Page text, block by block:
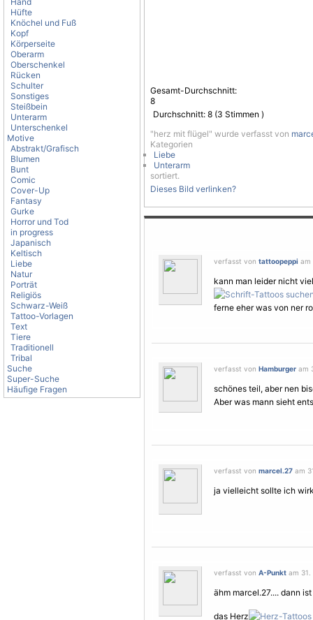
Hüfte
Knöchel und Fuß
Kopf
Körperseite
Oberarm
Oberschenkel
Rücken
Schulter
Sonstiges
Steißbein
Unterarm
Unterschenkel
Motive
Abstrakt/Grafisch
Blumen
Bunt
Comic
Cover-Up
Fantasy
Gurke
Horror und Tod
in progress
Japanisch
Keltisch
Liebe
Natur
Porträt
Religiös
Schwarz-Weiß
Tattoo-Vorlagen
Text
Tiere
Traditionell
Tribal
Suche
Super-Suche
Häufige Fragen
Gesamt-Durchschnitt:
8
Durchschnitt: 8 (3 Stimmen )
"herz mit flügel" wurde verfasst von
Kategorien
Liebe
Unterarm
sortiert.
Dieses Bild verlinken?
verfasst von tattoopeppi am
kann man leider nicht
ferne eher was von ner
verfasst von Hamburger am
schönes teil, aber nen
Aber was mann sieht
verfasst von marcel.27 am
ja vielleicht sollte ich
verfasst von A-Punkt am 31.
ähm marcel.27.... dann
das Herz